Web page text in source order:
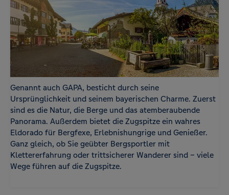
Genannt auch GAPA, besticht durch seine
Ursprünglichkeit und seinem bayerischen Charme. Zuerst
sind es die Natur, die Berge und das atemberaubende
Panorama. Außerdem bietet die Zugspitze ein wahres
Eldorado für Bergfexe, Erlebnishungrige und Genießer.
Ganz gleich, ob Sie geübter Bergsportler mit
Klettererfahrung oder trittsicherer Wanderer sind – viele
Wege führen auf die Zugspitze.